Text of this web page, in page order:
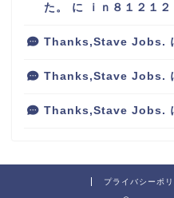
た。
に ｉｎ８１２１２
Thanks,Stave Jobs.
Thanks,Stave Jobs.
Thanks,Stave Jobs.
プライバシーポ